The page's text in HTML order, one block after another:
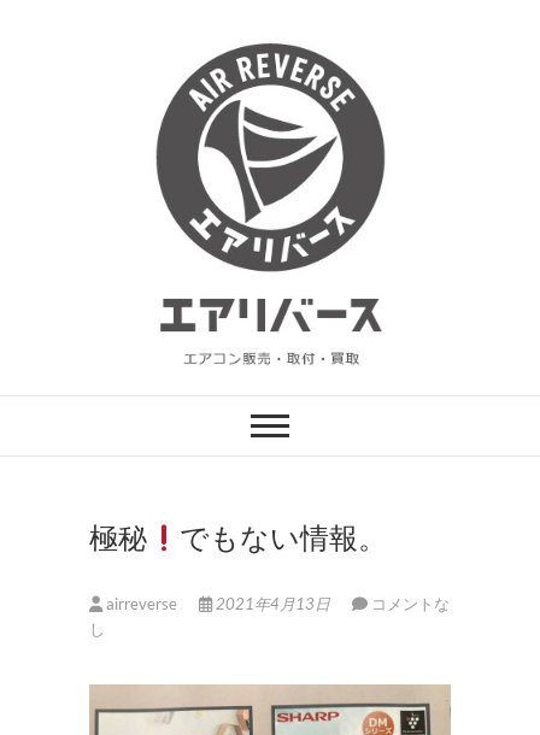
エアリバース
極秘 でもない情報。
airreverse 2021年4月13日
コメントな
し